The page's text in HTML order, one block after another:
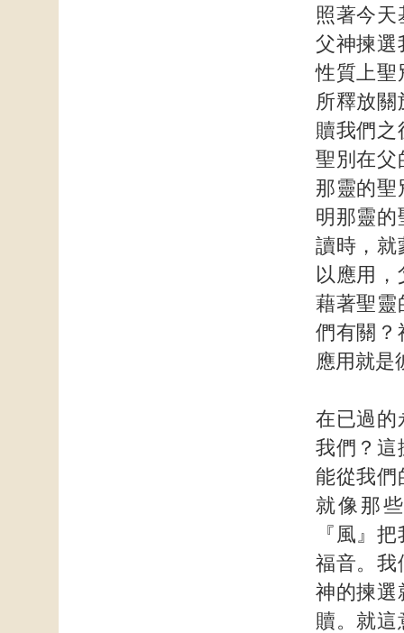
照著今
父神揀選
性質上聖
所釋放
贖我們之
聖別在父
那靈的聖
明那靈的
讀時，就
以應用
藉著聖靈
們有關？
應用就是
在已過的
我們？這
能從我們
就像那
『風』
福音。我
神的揀選
贖。就這